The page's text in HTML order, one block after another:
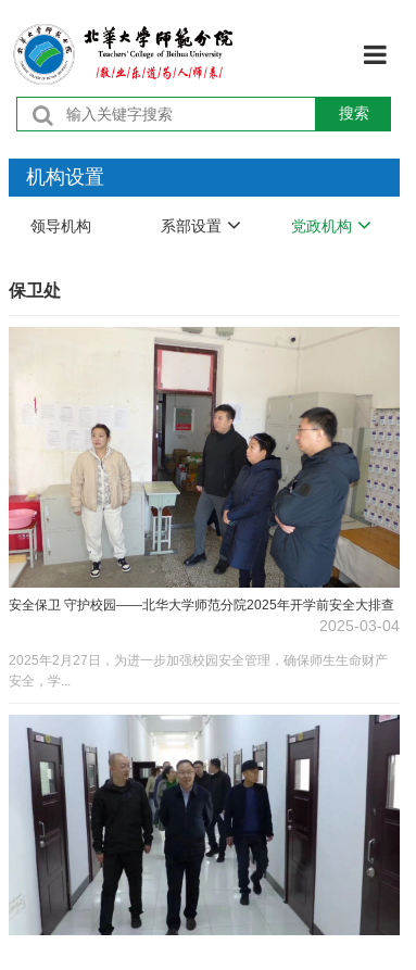
搜索
学校
教育
学团
招生
学
保卫处
机构设置
领导机构 系部设置 党政机构
安全保卫 守护校园——北华大学师范分院2025年开学前安全大排查
2025-03-04
2025年2月27日，为进一步加强校园安全管理，确保师生生命财产
安全，学...